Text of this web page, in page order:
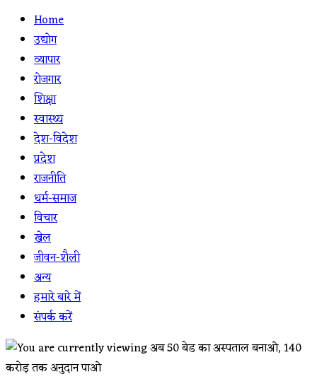
Home
उद्योग
व्यापार
रोजगार
शिक्षा
स्वास्थ्य
देश-विदेश
प्रदेश
राजनीति
धर्म-समाज
विचार
खेल
जीवन-शैली
अन्य
हमारे बारे में
संपर्क करें